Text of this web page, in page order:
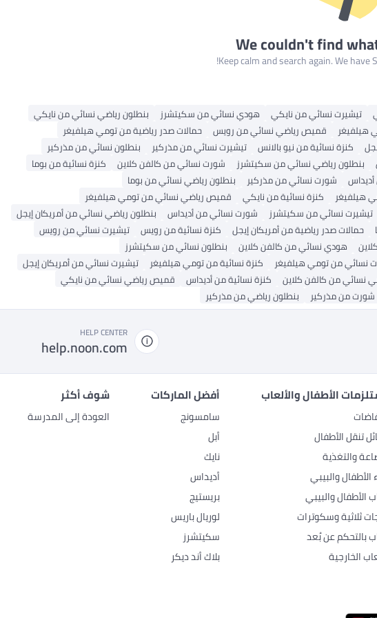
We couldn't find
Keep calm and search again. We
تيشيرت نسائي من نايكي هودي نسائي من سكيتشرز
بنطلون رياضي نسائي من نايكي
هيلفيغر قميص رياضي نسائي من رويس
حمالات صدر رياضية من تومي هيلفيغر
كنزة نسائية من نيو بالانس تيشيرت نسائي من مذركير
بنطلون نسائي من مذركير
بنطلون رياضي نسائي من سكيتشرز شورت نسائي من كالفن كلاين
كنزة نسائية من بوما
شورت نسائي من مذركير
بنطلون رياضي نسائي من بوما
هيلفيغر كنزة نسائية من نايكي
قميص رياضي نسائي من تومي هيلفيغر
تيشيرت نسائي من سكيتشرز شورت نسائي من أديداس
بنطلون رياضي نسائي من أمريكان إيجل
حمالات صدر رياضية من أمريكان إيجل كنزة نسائية من رويس
تيشيرت نسائي من رويس
هودي نسائي من كالفن كلاين
بنطلون نسائي من سكيتشرز
نسائي من تومي هيلفيغر كنزة نسائية من تومي هيلفيغر
تيشيرت نسائي من أمريكان إيجل
نسائي من كالفن كلاين كنزة نسائية من أديداس
قميص رياضي نسائي من نايكي
شورت من مذركير بنطلون رياضي من مذركير
HELP CENTER
help.noon.com
الأطفال والألعاب
تنقل الأطفال
والتغذية
الأطفال والبيبي
الأطفال والبيبي
ثلاثية وسكوترات
بالتحكم عن بُعد
الخارجية
أفضل الماركات
سامسونج
أبل
نايك
أديداس
بريستيج
لوريال باريس
سكيتشرز
بلاك أند ديكر
شوف أكثر
العودة إلى المدرسة